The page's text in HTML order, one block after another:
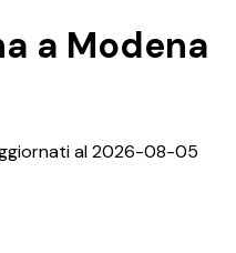
a Modena
al2026-08-05